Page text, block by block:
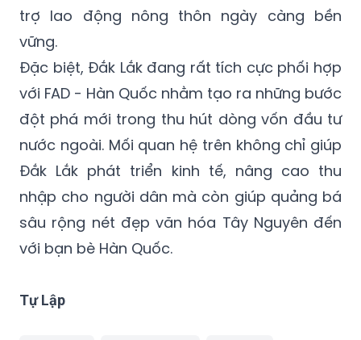
trợ lao động nông thôn ngày càng bền
vững.
Đặc biệt, Đắk Lắk đang rất tích cực phối hợp
với FAD - Hàn Quốc nhằm tạo ra những bước
đột phá mới trong thu hút dòng vốn đầu tư
nước ngoài. Mối quan hệ trên không chỉ giúp
Đắk Lắk phát triển kinh tế, nâng cao thu
nhập cho người dân mà còn giúp quảng bá
sâu rộng nét đẹp văn hóa Tây Nguyên đến
với bạn bè Hàn Quốc.
Tự Lập